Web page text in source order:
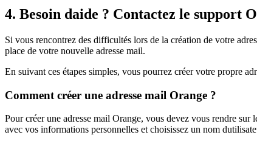
4. Besoin daide ? Contactez le support
Si vous rencontrez des difficultés lors de la création de votre
place de votre nouvelle adresse mail.
En suivant ces étapes simples, vous pourrez créer votre propre
Comment créer une adresse mail Orange ?
Pour créer une adresse mail Orange, vous devez vous rendre
avec vos informations personnelles et choisissez un nom